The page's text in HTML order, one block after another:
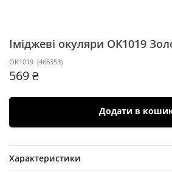
Іміджеві окуляри OK1019
OK1019 (466353)
569 ₴
Додати в
Характеристики